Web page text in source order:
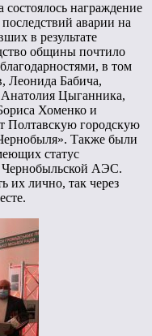
награждение
аварии на
в результате
общины почтило
в том
Леонида Бабича,
Анатолия Цыганника,
Хоменко и
Полтавскую городскую
Также были
статус
Чернобыльской АЭС.
их лично, так через